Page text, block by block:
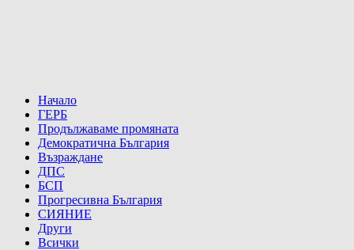
Начало
ГЕРБ
Продължаваме промяната
Демократична България
Възраждане
ДПС
БСП
Прогресивна България
СИЯНИЕ
Други
Всички